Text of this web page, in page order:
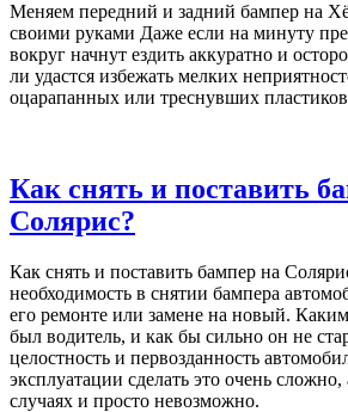
Меняем передний и задний бампер на
своими руками Даже если на минуту
вокруг начнут ездить аккуратно и
ли удастся избежать мелких
оцарапанных или треснувших
Как снять и поставить
Солярис?
Как снять и поставить бампер на
необходимость в снятии бампера
его ремонте или замене на новый.
был водитель, и как бы сильно он не
целостность и первозданность
эксплуатации сделать это очень
случаях и просто невозможно.